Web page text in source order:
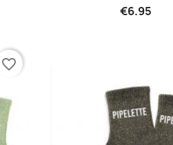
€6.95
favorite_border